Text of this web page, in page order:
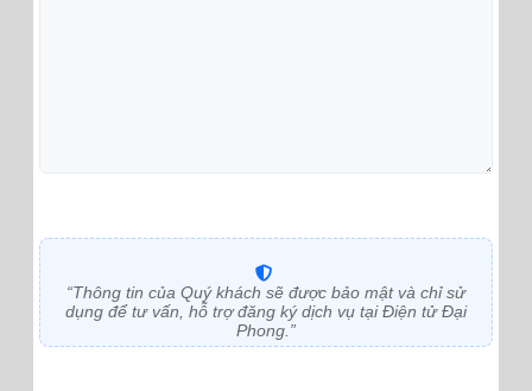
“Thông tin của Quý khách sẽ được bảo mật và chỉ sử
dụng để tư vấn, hỗ trợ đăng ký dịch vụ tại Điện tử Đại
Phong.”